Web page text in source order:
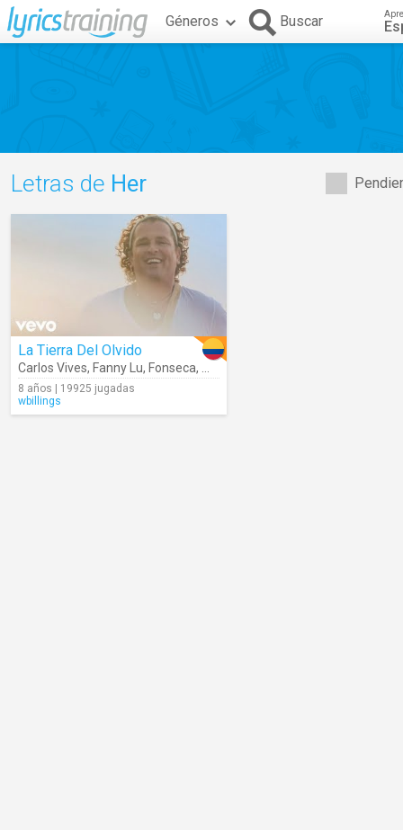
Géneros Buscar
Letras de Her
La Tierra Del Olvido
Carlos Vives, Fanny Lu, Fonseca,
8 años | 19925 jugadas
wbillings